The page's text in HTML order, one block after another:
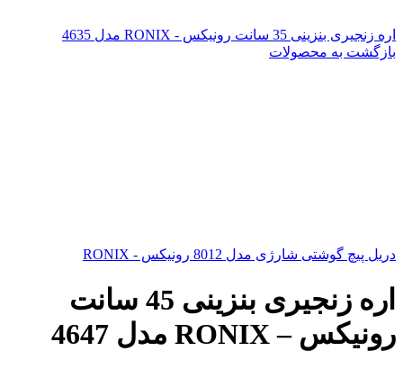
اره زنجیری بنزینی 35 سانت رونیکس - RONIX مدل 4635
بازگشت به محصولات
دریل پیچ گوشتی شارژی مدل 8012 رونیکس - RONIX
اره زنجیری بنزینی 45 سانت
رونیکس – RONIX مدل 4647